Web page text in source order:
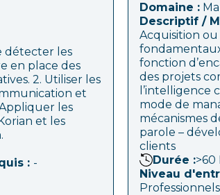
détecter les
en place des
2. Utiliser les
et
les
et les
: -
Domaine :
Descriptif /
Acquisition
fonction
des projets
l’intelligence
mode de
mécanismes
parole –
clients
Durée :>60
Niveau